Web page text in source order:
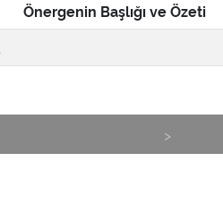
Önergenin Başlığı ve Özeti
>